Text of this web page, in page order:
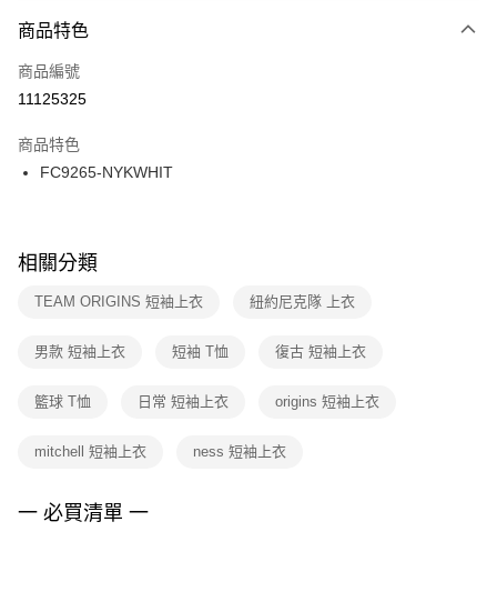
３．安心：先確認商品／服務後，再付款。
【「AFTEE先享後付」結帳流程】
１．於結帳方式選擇「AFTEE先享後付」後，將跳轉至「AFTEE先享後付」
２．訂單成立數日內，您將收到繳費通知簡訊。
３．收到繳費通知簡訊後14天內，點擊此簡訊中的連結，可透過四大超商／
ATM／網路銀行／等多元方式進行付款，方視為交易完成。
※ 交易是否成功請以「AFTEE先享後付 」之結帳頁面顯示為準，若有關於
是否繳費成功／繳費後需取消欲退款等相關疑問，請聯繫「AFTEE先享後付
客戶支援中心」https://netprotections.freshdesk.com/support/home
１．透過由恩沛科技股份有限公司提供之「AFTEE先享後付」服務完成之交
權轉讓予恩沛科技股份有限公司。
３．未成年的使用者請事先徵得法定代理人或監護人之同意方可使用
４．使用「AFTEE先享後付」時，將依據個別帳號之用戶狀況，依本公司即
每筆NT$100，滿NT$1,500(含以上)免運費
宅配
每筆NT$100，滿NT$1,500(含以上)免運費
付款後門市自取
每筆NT$100，滿NT$1,500(含以上)免運費
商品特色
商品編號
11125325
商品特色
FC9265-NYKWHIT
相關分類
TEAM ORIGINS 短袖上衣 紐約尼克隊 上衣
男款 短袖上衣 短袖 T恤 復古 短袖上衣
籃球 T恤 日常 短袖上衣 origins 短袖上衣
mitchell 短袖上衣 ness 短袖上衣
一 必買清單 一